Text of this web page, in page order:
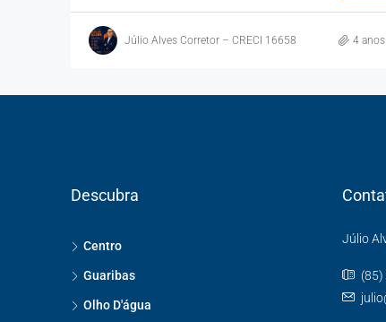
Júlio Alves Corretor – CRECI 16658 4
Descubra
Centro
Guaribas
Olho D'água
Júlio